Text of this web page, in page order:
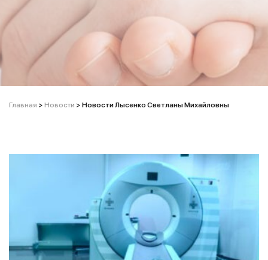
Главная > Новости > Новости Лысенко Светланы Михайловны